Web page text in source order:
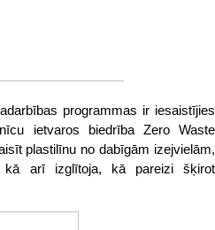
programmas ir iesaistījies
ietvaros biedrība Zero Waste
plastilīnu no dabīgām izejvielām,
kā arī izglītoja, kā pareizi šķirot